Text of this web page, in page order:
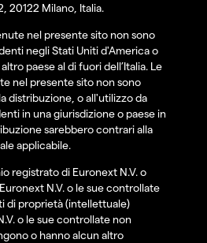
20122 Milano, Italia.
nel presente sito non sono
negli Stati Uniti d'America o
paese al di fuori dell’Italia. Le
nel presente sito non sono
distribuzione, o all'utilizzo da
in una giurisdizione o paese in
sarebbero contrari alla
applicabile.
registrato di Euronext N.V. o
N.V. o le sue controllate
di proprietà (intellettuale)
o le sue controllate non
o hanno alcun altro